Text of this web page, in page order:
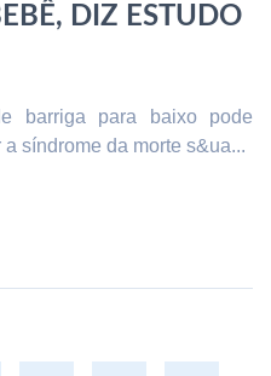
DIZ ESTUDO
barriga para baixo pode
síndrome da morte s&ua...